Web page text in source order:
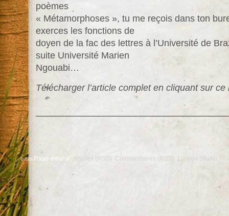
poèmes
« Métamorphoses », tu me reçois dans ton
exerces les fonctions de
doyen de la fac des lettres à l’Université de
suite Université Marien
Ngouabi…
Télécharger l’article complet en cliquant sur ce
© 2026 Paari-éditeur Articles (RSS) Commentaires (RSS) Limbus Studio